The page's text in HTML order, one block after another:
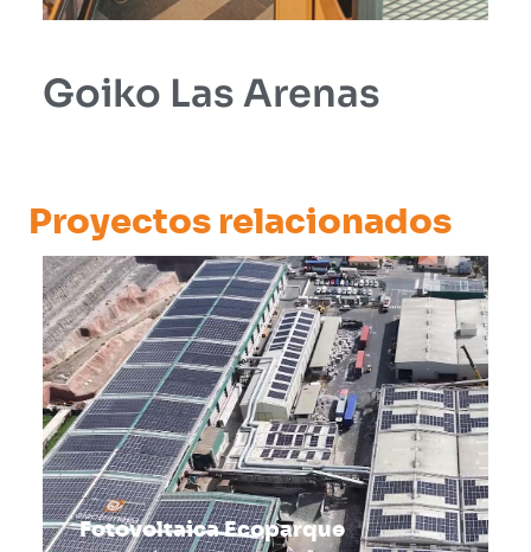
Goiko Las Arenas
Proyectos relacionados
Fotovoltaica Ecoparque